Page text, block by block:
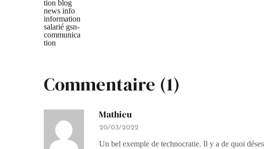
Commentaire (1)
Mathieu
20/03/2022
Un bel exemple de technocratie. Il y a de quoi